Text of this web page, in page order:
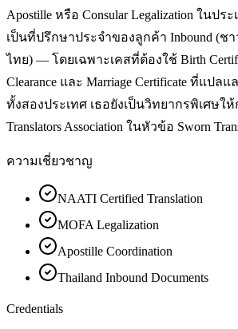
Apostille หรือ Consular Legalization ในปร
เป็นที่ปรึกษาประจำของลูกค้า Inbound (ช
ไทย) — โดยเฉพาะเคสที่ต้องใช้ Birth
Clearance และ Marriage Certificate ที่แปล
ทั้งสองประเทศ เธอยังเป็นวิทยากรพิเศษให้
Translators Association ในหัวข้อ Sworn
ความเชี่ยวชาญ
NAATI Certified Translation
MOFA Legalization
Apostille Coordination
Thailand Inbound Documents
Credentials